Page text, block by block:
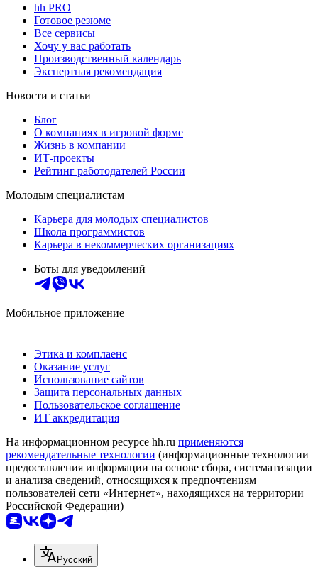
hh PRO
Готовое резюме
Все сервисы
Хочу у вас работать
Производственный календарь
Экспертная рекомендация
Новости и статьи
Блог
О компаниях в игровой форме
Жизнь в компании
ИТ-проекты
Рейтинг работодателей России
Молодым специалистам
Карьера для молодых специалистов
Школа программистов
Карьера в некоммерческих организациях
Боты для уведомлений
Мобильное приложение
Этика и комплаенс
Оказание услуг
Использование сайтов
Защита персональных данных
Пользовательское соглашение
ИТ аккредитация
На информационном ресурсе hh.ru применяются
рекомендательные технологии (информационные технологии
предоставления информации на основе сбора, систематизации
и анализа сведений, относящихся к предпочтениям
пользователей сети «Интернет», находящихся на территории
Российской Федерации)
Русский